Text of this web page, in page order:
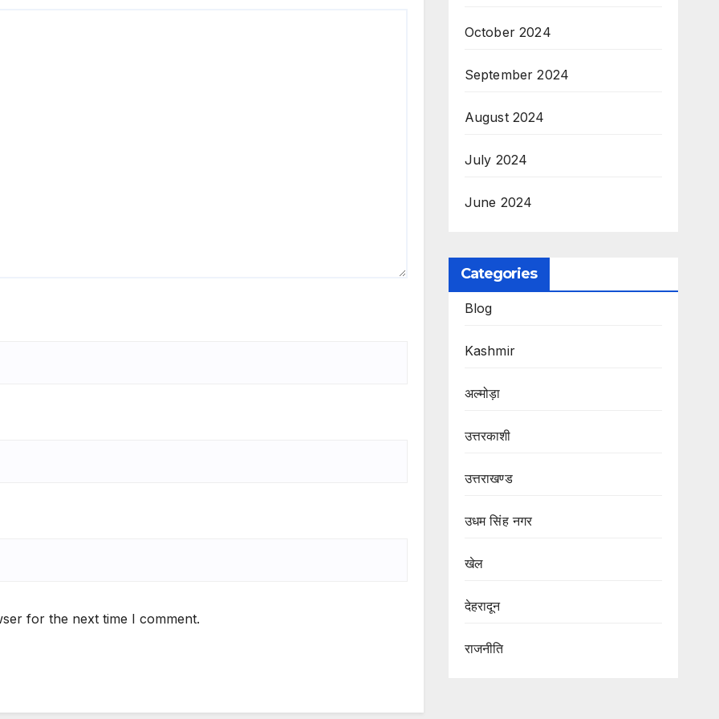
for the next time I comment.
October 2024
September 2024
August 2024
July 2024
June 2024
Categories
Blog
Kashmir
अल्मोड़ा
उत्तरकाशी
उत्तराखण्ड
उधम सिंह नगर
खेल
देहरादून
राजनीति